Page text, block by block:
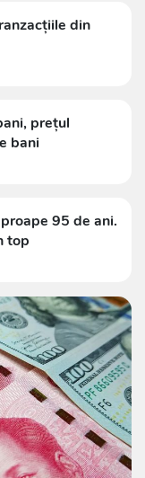
din
prețul
bani
95 de ani.
top